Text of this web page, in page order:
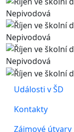
Události v ŠD
Kontakty
Zájmové útvary